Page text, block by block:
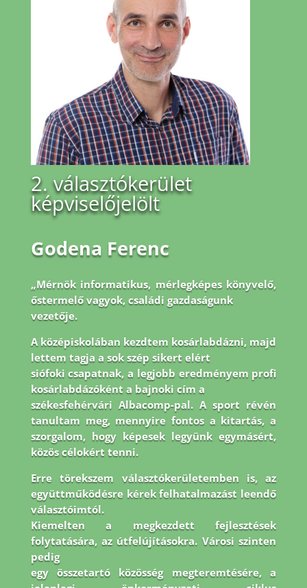
2. választókerület
képviselőjelölt
Godena Ferenc
„Mérnök informatikus, mérlegképes könyvelő,
őstermelő vagyok, családi gazdaságunk
vezetője.
A középiskolában kezdtem kosárlabdázni, majd
lettem tagja a sok szép sikert elért
siófoki csapatnak, a legjobb eredményem profi
kosárlabdázóként a bajnoki cím a
székesfehérvári Albacomp-pal. A sport révén
tanultam meg, mennyire fontos a kitartás, a
szorgalom, hogy képesek legyünk egymásért,
közös célokért tenni.
Erre törekszem választókerületemben is, az
együttműködésre kérek felhatalmazást leendő
választóimtól.
Kiemelten a megkezdett fejlesztések
folytatására, az útfelújításokra. Városi szinten
pedig
egy összetartó közösség megteremtésére, a